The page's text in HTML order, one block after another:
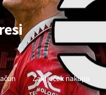
Zaključek nakupa